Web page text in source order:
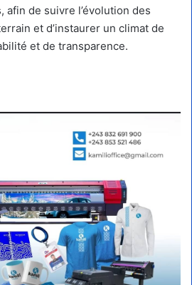
afin de suivre l’évolution des
et d’instaurer un climat de
et de transparence.